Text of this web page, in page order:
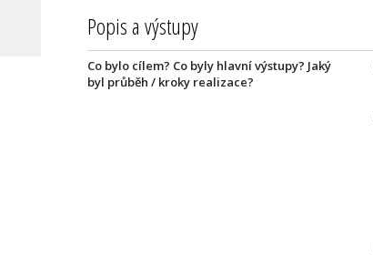
Popis a výstupy
Co bylo cílem? Co byly hlavní výstupy? Jaký
byl průběh / kroky realizace?